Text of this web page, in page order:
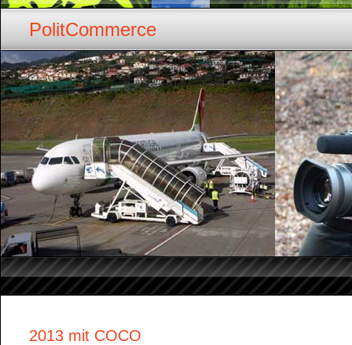
PolitCommerce
2013 mit COCO